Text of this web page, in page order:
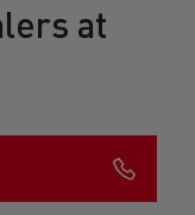
at